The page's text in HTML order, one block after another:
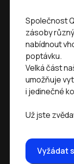
Společnost
zásoby
nabídnout
poptávku.
Velká část
umožňuje
i jedinečné
Už jste
Vyžádat